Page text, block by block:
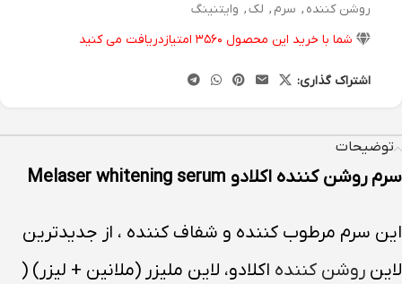
روشن کننده , سرم , لک, وایتنینگ
شما با خرید این محصول ۳۵۶۰ امتیازدریافت می کنید
اشتراک گذاری:
توضیحات
سرم روشن کننده اکلادو Melaser whitening serum
این سرم مرطوب کننده و شفاف کننده ، از جدیدترین
لاین روشن کننده اکلادو، لاین ملیزر (ملانین + لیزر) (